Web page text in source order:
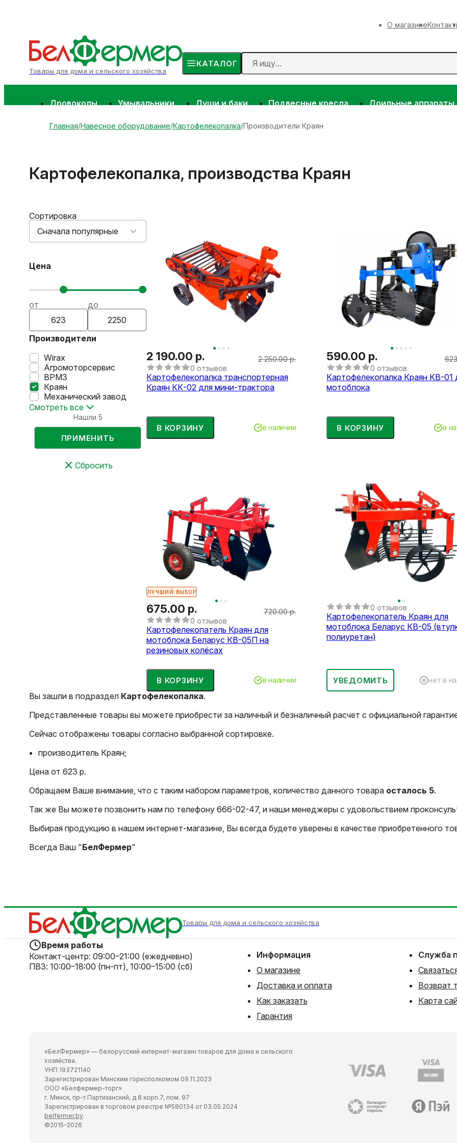
О магазине
Товары для дома и сельского хозяйства
КАТАЛОГ
Дровоколы Умывальники Души и баки Подвесные кресла Доильные аппараты
Главная Навесное оборудование Картофелекопалка Производители Краян
Картофелекопалка, производства Краян
Сортировка
Сначала популярные
Цена
от до
Производители
Wirax
Агромоторсервис
ВРМЗ
Краян
Механический завод
Смотреть все
Нашли 5
ПРИМЕНИТЬ
Сбросить
2 190.00 р.
2 250.00 р.
0 отзывов
Картофелекопалка транспортерная
Краян КК-02 для мини-трактора
В КОРЗИНУ в наличии
590.00 р.
0 отзывов
Картофелекопалка Краян КВ-01
мотоблока
В КОРЗИНУ в
ЛУЧШИЙ ВЫБОР
675.00 р.
720.00 р.
0 отзывов
Картофелекопатель Краян для
мотоблока Беларус КВ-05П на
резиновых колёсах
В КОРЗИНУ в наличии
0 отзывов
Картофелекопатель Краян для
мотоблока Беларус КВ-05
полиуретан)
УВЕДОМИТЬ нет в
Вы зашли в подраздел Картофелекопалка.
Представленные товары вы можете приобрести за наличный и безналичный расчет с официальной
Сейчас отображены товары согласно выбранной сортировке.
производитель Краян;
Цена от 623 р.
Обращаем Ваше внимание, что с таким набором параметров, количество данного товара осталось 5.
Так же Вы можете позвонить нам по телефону 666-02-47, и наши менеджеры с удовольствием
Выбирая продукцию в нашем интернет-магазине, Вы всегда будете уверены в качестве приобретенного
Всегда Ваш "БелФермер"
Товары для дома и сельского хозяйства
Время работы
Контакт-центр: 09:00–21:00 (ежедневно)
ПВЗ: 10:00–18:00 (пн-пт), 10:00–15:00 (сб)
Информация
О магазине
Доставка и оплата
Как заказать
Гарантия
Служба
Возврат
Карта
«БелФермер» — белорусский интернет-магазин товаров для дома и сельского
хозяйства.
УНП 193721140
Зарегистрирован Минским горисполкомом 09.11.2023
ООО «Белфермер-торг»
г. Минск, пр-т Партизанский, д.8 корп.7, пом. 97
Зарегистрирован в торговом реестре №580134 от 03.05.2024
belfermer.by
©2015–2026